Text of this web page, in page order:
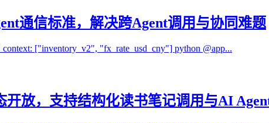
通信标准，解决跨Agent调用与协同难题
["inventory_v2", "fx_rate_usd_cny"] python @app...
放，支持结构化读书笔记调用与AI